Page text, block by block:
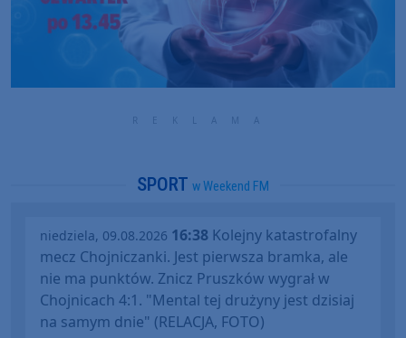
SPORT w Weekend FM
niedziela, 09.08.2026 16:38 Kolejny katastrofalny
mecz Chojniczanki. Jest pierwsza bramka, ale
nie ma punktów. Znicz Pruszków wygrał w
Chojnicach 4:1. "Mental tej drużyny jest dzisiaj
na samym dnie" (RELACJA, FOTO)